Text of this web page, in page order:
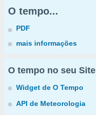
O tempo...
PDF
mais informações
O tempo no seu Site
Widget de O Tempo
API de Meteorologia